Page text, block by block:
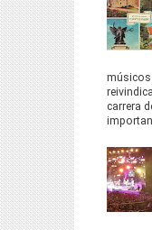
músicos
carrera